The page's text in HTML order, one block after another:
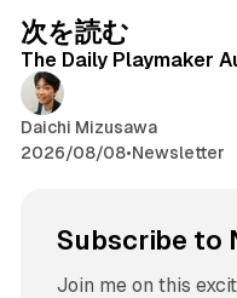
g
r
a
次を読む
The Daily Playmaker
Daichi Mizusawa
2026/08/08•Newsletter
Subscribe to
Join me on this